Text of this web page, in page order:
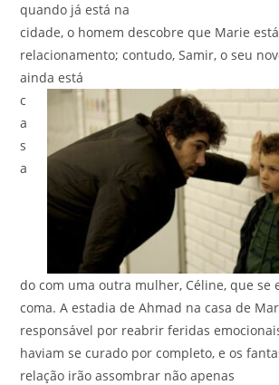
quando já está na
cidade, o homem descobre que Marie
relacionamento; contudo, Samir, o seu
ainda está
c
a
s
a
do com uma outra mulher, Céline, que se
coma. A estadia de Ahmad na casa de
responsável por reabrir feridas
haviam se curado por completo, e os
relação irão assombrar não apenas